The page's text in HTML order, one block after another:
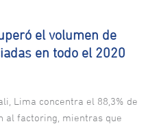
el volumen de
en todo el 2020
Lima concentra el 88,3% de
al factoring, mientras que